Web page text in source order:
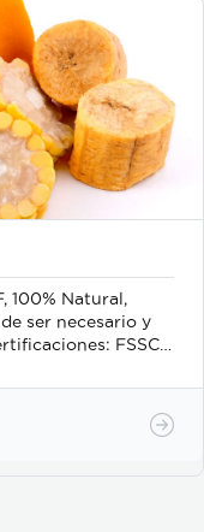
100% Natural,
ser necesario y
FSSC
proporciones